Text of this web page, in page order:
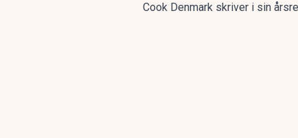
Cook Denmark skriver i sin